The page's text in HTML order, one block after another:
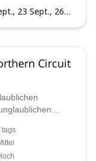
23 Sept., 26
Nov.,18 Nov.,21
Dez.,12 Dez.,16
2 Jan. 2027
Circuit
tags